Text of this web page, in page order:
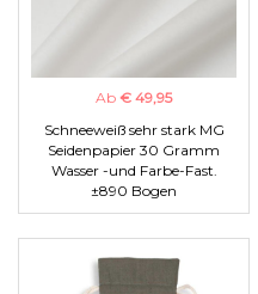
Ab € 49,95
Schneeweiß sehr stark MG
Seidenpapier 30 Gramm
Wasser -und Farbe-Fast.
±890 Bogen